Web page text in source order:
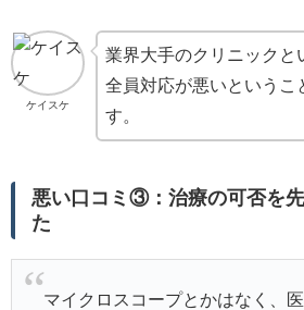
ケイスケ
業界大手のクリニックと
全員対応が悪いというこ
す。
悪い口コミ③：治療の可否を
た
マイクロスコープとかはなく、